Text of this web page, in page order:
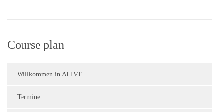
Course plan
Willkommen in ALIVE
Termine